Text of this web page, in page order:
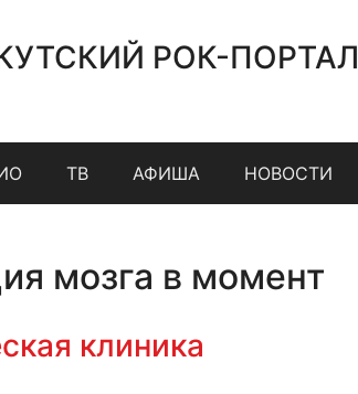
РОК-ПОРТАЛ
ТВ АФИША НОВОСТИ
мозга в момент
клиника